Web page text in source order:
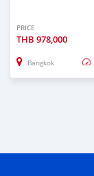
PRICE
THB 978,000
Bangkok